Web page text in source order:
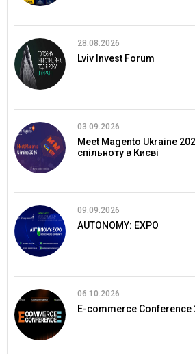
28.08.2026
Lviv Invest Forum
03.09.2026
Meet Magento Ukraine
спільноту в Києві
09.09.2026
AUTONOMY: EXPO
06.10.2026
E-commerce Conference